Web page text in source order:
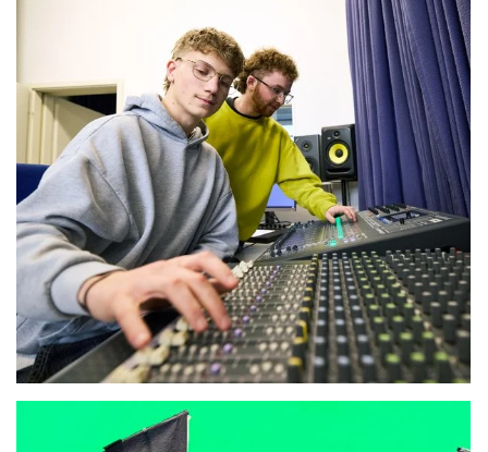
_ga, _gat, _gd, _gid
Anbieter:
Google Ireland Limited, Google Building Gordon House, 4
Barrow St, Dublin, D04 E5W5, Ireland
Zweck:
Erhebung von anonymisierten Statistikdaten über die
Nutzung der Webseite (Reichweitenmessung).
Cookie Laufzeit:
bis zu 24 Monaten
MS Clarity
Name:
Anbieter: